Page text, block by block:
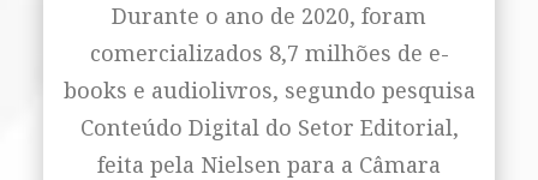
Durante o ano de 2020, foram
comercializados 8,7 milhões de e-
books e audiolivros, segundo pesquisa
Conteúdo Digital do Setor Editorial,
feita pela Nielsen para a Câmara